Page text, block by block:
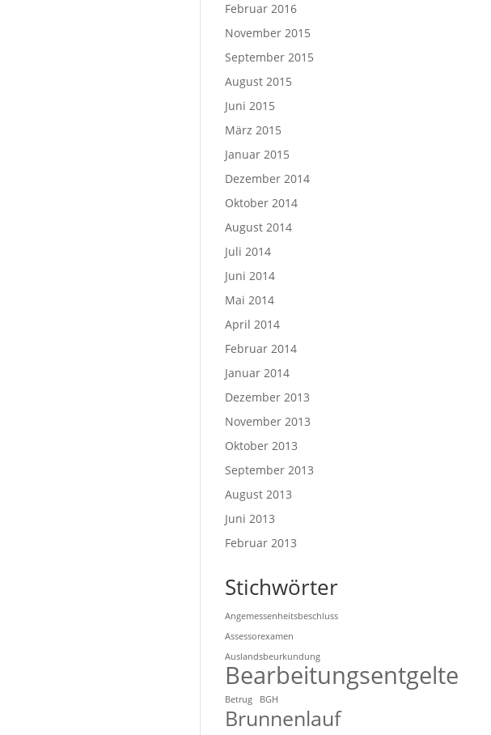
Februar 2016
November 2015
September 2015
August 2015
Juni 2015
März 2015
Januar 2015
Dezember 2014
Oktober 2014
August 2014
Juli 2014
Juni 2014
Mai 2014
April 2014
Februar 2014
Januar 2014
Dezember 2013
November 2013
Oktober 2013
September 2013
August 2013
Juni 2013
Februar 2013
Stichwörter
Angemessenheitsbeschluss
Assessorexamen
Auslandsbeurkundung
Bearbeitungsentgelte
Betrug BGH
Brunnenlauf